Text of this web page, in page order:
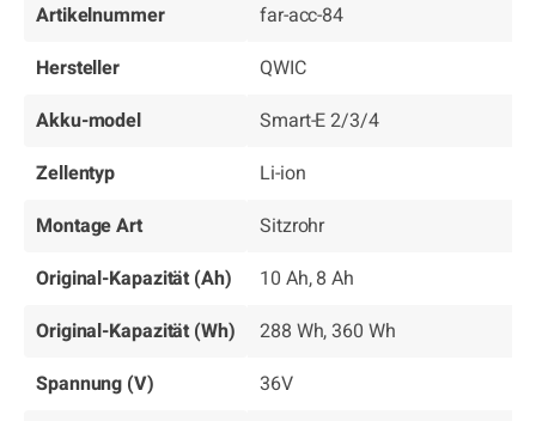
Artikelnummer
far-acc-84
Hersteller
QWIC
Akku-model
Smart-E 2/3/4
Zellentyp
Li-ion
Montage Art
Sitzrohr
Original-Kapazität (Ah)
10 Ah, 8 Ah
Original-Kapazität (Wh)
288 Wh, 360 Wh
Spannung (V)
36V